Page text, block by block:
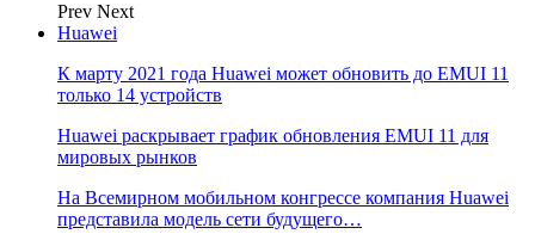
Prev Next
Huawei
К марту 2021 года Huawei может обновить до EMUI 11
только 14 устройств
Huawei раскрывает график обновления EMUI 11 для
мировых рынков
На Всемирном мобильном конгрессе компания Huawei
представила модель сети будущего…